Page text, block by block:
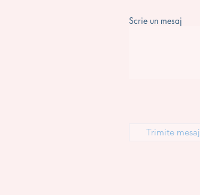
Scrie un mesaj
Trimite mesaj